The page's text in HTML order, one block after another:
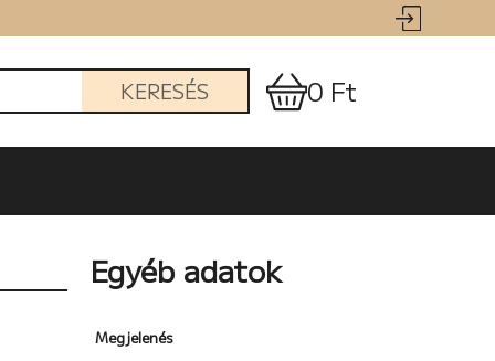
KERESÉS 0 Ft
Egyéb adatok
Megjelenés